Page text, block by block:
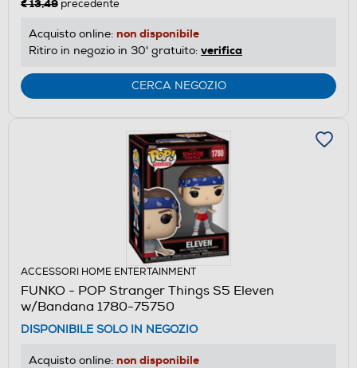
€ 13,49 precedente
Acquisto online: non disponibile
Ritiro in negozio in 30' gratuito: verifica
CERCA NEGOZIO
ACCESSORI HOME ENTERTAINMENT
FUNKO - POP Stranger Things S5 Eleven
w/Bandana 1780-75750
DISPONIBILE SOLO IN NEGOZIO
Acquisto online: non disponibile